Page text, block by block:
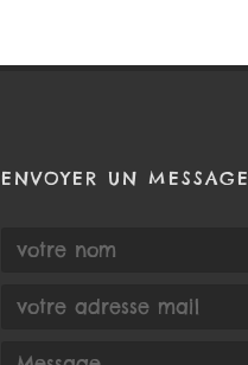
ENVOYER UN MESSAGE